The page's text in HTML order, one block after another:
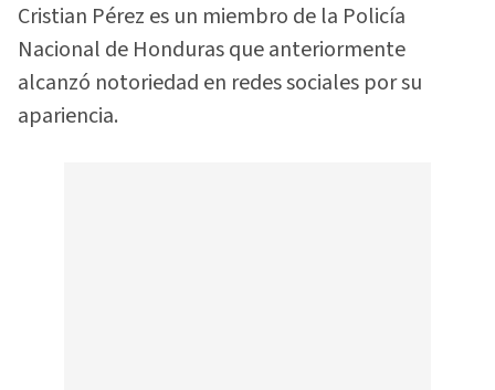
Cristian Pérez es un miembro de la Policía
Nacional de Honduras que anteriormente
alcanzó notoriedad en redes sociales por su
apariencia.